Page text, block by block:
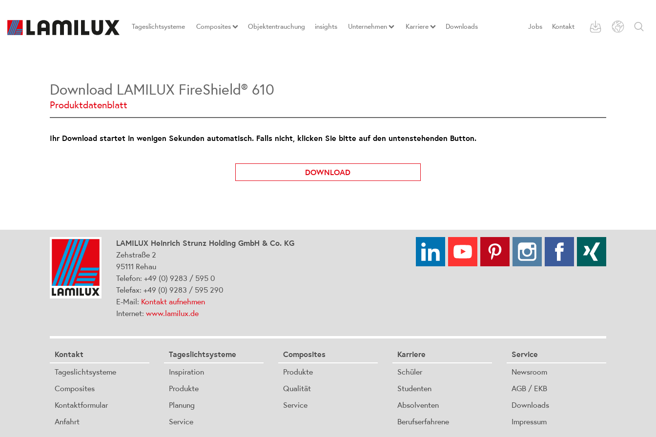
Tageslichtsysteme Composites Objektentrauchung insights Unternehmen Karriere Downloads Jobs Kontakt
Download LAMILUX FireShield® 610
Produktdatenblatt
Ihr Download startet in wenigen Sekunden automatisch. Falls nicht, klicken Sie bitte auf den untenstehenden Button.
DOWNLOAD
LAMILUX Heinrich Strunz Holding GmbH & Co. KG
Zehstraße 2
95111 Rehau
Telefon: +49 (0) 9283 / 595 0
Telefax: +49 (0) 9283 / 595 290
E-Mail: Kontakt aufnehmen
Internet: www.lamilux.de
Kontakt
Tageslichtsysteme
Composites
Kontaktformular
Anfahrt
Tageslichtsysteme
Inspiration
Produkte
Planung
Service
Composites
Produkte
Qualität
Service
Karriere
Schüler
Studenten
Absolventen
Berufserfahrene
Service
Newsroom
AGB / EKB
Downloads
Impressum